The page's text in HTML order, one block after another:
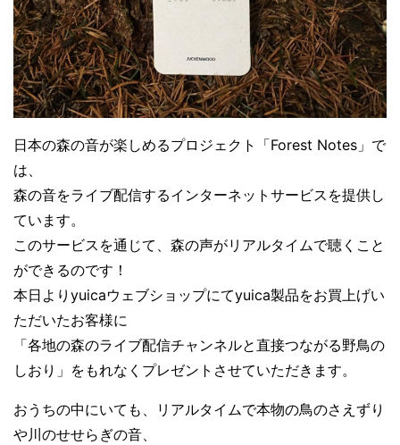
日本の森の音が楽しめるプロジェクト「Forest Notes」で
は、
森の音をライブ配信するインターネットサービスを提供し
ています。
このサービスを通じて、森の声がリアルタイムで聴くこと
ができるのです！
本日よりyuicaウェブショップにてyuica製品をお買上げい
ただいたお客様に
「各地の森のライブ配信チャンネルと直接つながる野鳥の
しおり」をもれなくプレゼントさせていただきます。
おうちの中にいても、リアルタイムで本物の鳥のさえずり
や川のせせらぎの音、